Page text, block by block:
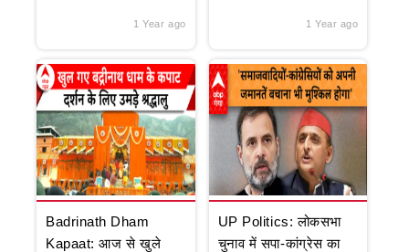
1 Year ago 1 Year ago
Badrinath Dham
Kapaat: आज से खुले
UP Politics: लोकसभा
चुनाव में सपा-कांग्रेस का